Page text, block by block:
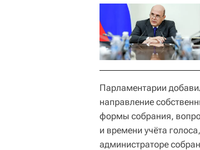
Парламентарии
направление
формы собрания,
и времени учёта
администраторе